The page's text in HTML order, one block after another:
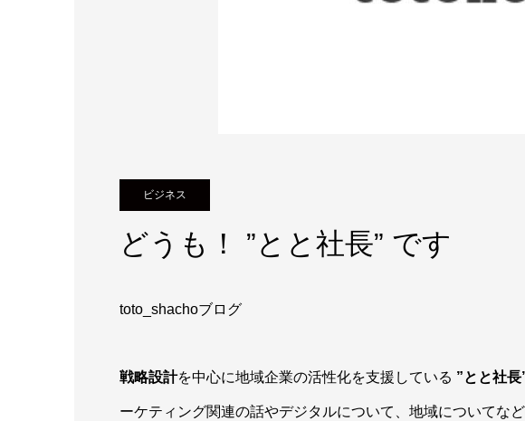
ビジネス
どうも！ ”とと社長” です
toto_shachoブログ
戦略設計を中心に地域企業の活性化を支援している ”とと社長
ーケティング関連の話やデジタルについて、地域についてな